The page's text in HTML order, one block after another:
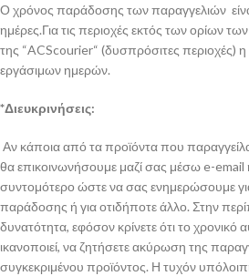
Ο χρόνος παράδοσης των παραγγελιών
ημέρες.Για τις περιοχές εκτός των ορίων
της “ACScourier“ (δυσπρόσιτες περιοχές)
εργάσιμων ημερών.
*Διευκρινήσεις:
Αν κάποια από τα προϊόντα που
θα επικοινωνήσουμε μαζί σας μέσω e-email
συντομότερο ώστε να σας ενημερώσουμε
παράδοσης ή για οτιδήποτε άλλο. Στην
δυνατότητα, εφόσον κρίνετε ότι το χρονικό
ικανοποιεί, να ζητήσετε ακύρωση της
συγκεκριμένου προϊόντος. Η τυχόν